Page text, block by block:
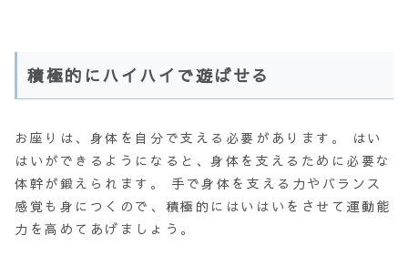
積極的にハイハイで遊ばせる
お座りは、身体を 自分で支える 必要があります。 はい
はいができるようになると、身体を支えるために必要な
体幹が鍛えられます。 手で身体を支える力やバランス
感覚も身につくので、積極的にはいはいをさせて運動能
力を高めてあげましょう。